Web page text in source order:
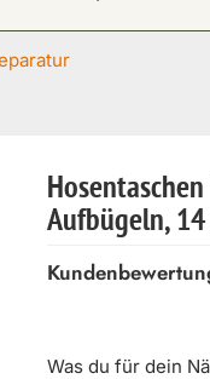
Aufbügeln,
Was du für dein